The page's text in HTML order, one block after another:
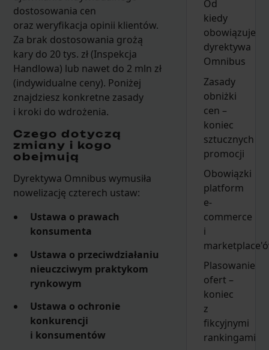
dostosowania cen
oraz weryfikacja opinii klientów.
Za brak dostosowania grożą
kary do 20 tys. zł (Inspekcja
Handlowa) lub nawet do 2 mln zł
(indywidualne ceny). Poniżej
znajdziesz konkretne zasady
i kroki do wdrożenia.
Czego dotyczą
zmiany i kogo
obejmują
Dyrektywa Omnibus wymusiła
nowelizację czterech ustaw:
Ustawa o prawach
konsumenta
Ustawa o przeciwdziałaniu
nieuczciwym praktykom
rynkowym
Ustawa o ochronie
konkurencji
i konsumentów
Od
kiedy
obowiązuje
dyrektywa
Omnibus
Zasady
obniżki
cen –
koniec
sztucznych
promocji
Obowiązki
platform
e-
commerce
i
Plasowanie
ofert –
koniec
z
fikcyjnymi
rankingami